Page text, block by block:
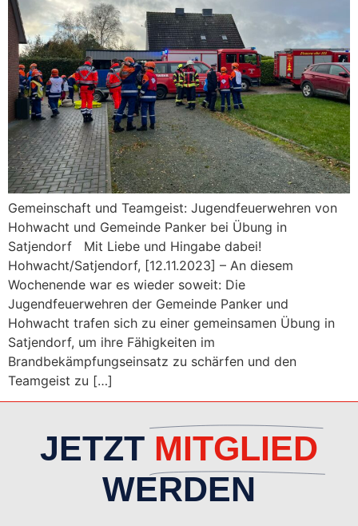
Gemeinschaft und Teamgeist: Jugendfeuerwehren von
Hohwacht und Gemeinde Panker bei Übung in
Satjendorf Mit Liebe und Hingabe dabei!
Hohwacht/Satjendorf, [12.11.2023] – An diesem
Wochenende war es wieder soweit: Die
Jugendfeuerwehren der Gemeinde Panker und
Hohwacht trafen sich zu einer gemeinsamen Übung in
Satjendorf, um ihre Fähigkeiten im
Brandbekämpfungseinsatz zu schärfen und den
Teamgeist zu […]
JETZT MITGLIED
WERDEN